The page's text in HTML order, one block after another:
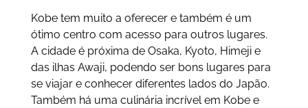
Kobe tem muito a oferecer e também é um
ótimo centro com acesso para outros lugares.
A cidade é próxima de Osaka, Kyoto, Himeji e
das ilhas Awaji, podendo ser bons lugares para
se viajar e conhecer diferentes lados do Japão.
Também há uma culinária incrível em Kobe e